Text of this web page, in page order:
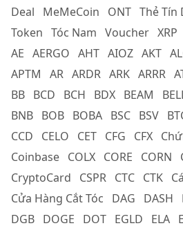
Deal
MeMeCoin ONT Thẻ Tín
Token Tóc Nam Voucher XRP
AE AERGO AHT AIOZ AKT
APTM
AR ARDR ARK ARRR
BB BCD BCH BDX BEAM
BNB BOB BOBA BSC BSV
CCD
CELO CET CFG CFX
Coinbase COLX CORE CORN
CryptoCard
CSPR CTC CTK
Cửa Hàng Cắt Tóc
DAG DASH
DGB DOGE DOT EGLD ELA